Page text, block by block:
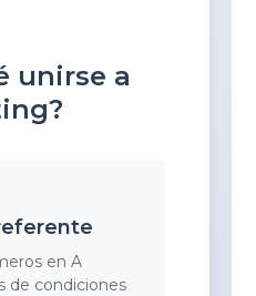
unirse a
en A
de condiciones